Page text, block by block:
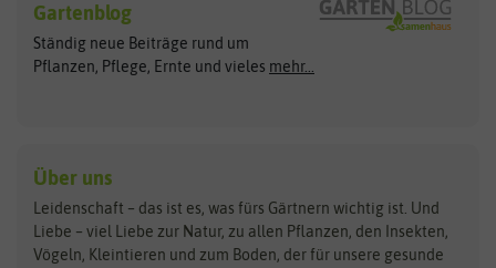
Exotische Samen
Gemüsesamen
Gründünger
Kräutersamen
Obstsamen
Pilzbrut
Rasensamen
Arche Noah
ASB Greenworld
Benary
Bingenheimer Saatgut
Clever Pots
COMPO
Dürr-Samen
Gartenblog
Ständig neue Beiträge rund um
Pflanzen, Pflege, Ernte und vieles mehr...
Über uns
Leidenschaft – das ist es, was fürs Gärtnern wichtig ist. Und
Liebe – viel Liebe zur Natur, zu allen Pflanzen, den Insekten,
Vögeln, Kleintieren und zum Boden, der für unsere gesunde